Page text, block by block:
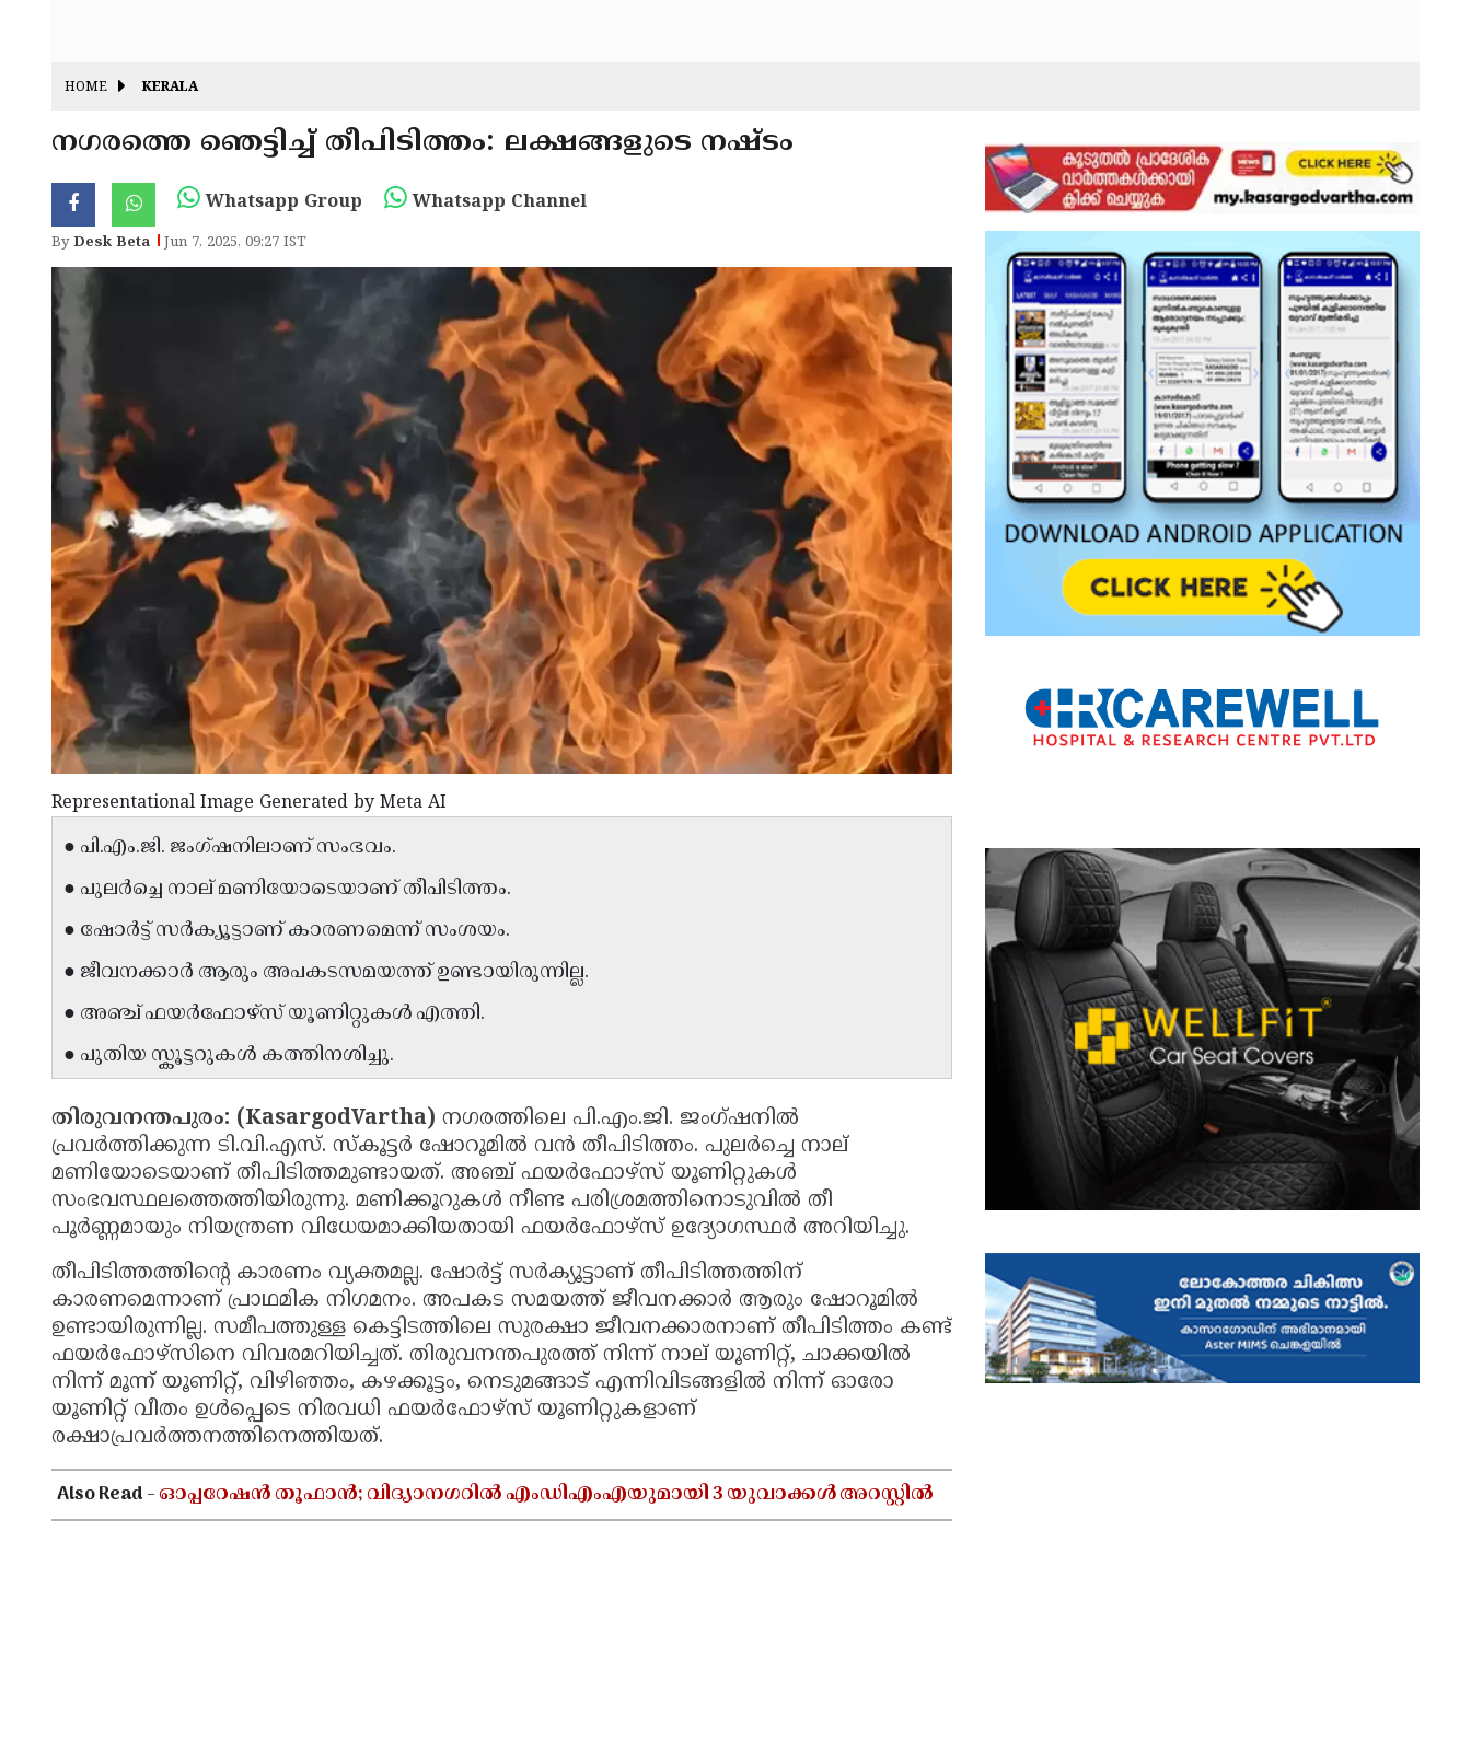
HOME KERALA
നഗരത്തെ ഞെട്ടിച്ച് തീപിടിത്തം: ലക്ഷങ്ങളുടെ നഷ്ടം
Whatsapp Group Whatsapp Channel
ByDesk Beta Jun 7, 2025, 09:27 IST
Representational Image Generated by Meta AI
● പി.എം.ജി. ജംഗ്ഷനിലാണ് സംഭവം.
● പുലർച്ചെ നാല് മണിയോടെയാണ് തീപിടിത്തം.
● ഷോർട്ട് സർക്യൂട്ടാണ് കാരണമെന്ന് സംശയം.
● ജീവനക്കാർ ആരും അപകടസമയത്ത് ഉണ്ടായിരുന്നില്ല.
● അഞ്ച് ഫയർഫോഴ്സ് യൂണിറ്റുകൾ എത്തി.
● പുതിയ സ്കൂട്ടറുകൾ കത്തിനശിച്ചു.
തിരുവനന്തപുരം: (KasargodVartha) നഗരത്തിലെ പി.എം.ജി. ജംഗ്ഷനിൽ
പ്രവർത്തിക്കുന്ന ടി.വി.എസ്. സ്കൂട്ടർ ഷോറൂമിൽ വൻ തീപിടിത്തം. പുലർച്ചെ നാല്
മണിയോടെയാണ് തീപിടിത്തമുണ്ടായത്. അഞ്ച് ഫയർഫോഴ്സ് യൂണിറ്റുകൾ
സംഭവസ്ഥലത്തെത്തിയിരുന്നു. മണിക്കൂറുകൾ നീണ്ട പരിശ്രമത്തിനൊടുവിൽ തീ
പൂർണ്ണമായും നിയന്ത്രണ വിധേയമാക്കിയതായി ഫയർഫോഴ്സ് ഉദ്യോഗസ്ഥർ അറിയിച്ചു.
തീപിടിത്തത്തിൻ്റെ കാരണം വ്യക്തമല്ല. ഷോർട്ട് സർക്യൂട്ടാണ് തീപിടിത്തത്തിന്
കാരണമെന്നാണ് പ്രാഥമിക നിഗമനം. അപകട സമയത്ത് ജീവനക്കാർ ആരും ഷോറൂമിൽ
ഉണ്ടായിരുന്നില്ല. സമീപത്തുള്ള കെട്ടിടത്തിലെ സുരക്ഷാ ജീവനക്കാരനാണ് തീപിടിത്തം കണ്ട്
ഫയർഫോഴ്സിനെ വിവരമറിയിച്ചത്. തിരുവനന്തപുരത്ത് നിന്ന് നാല് യൂണിറ്റ്, ചാക്കയിൽ
നിന്ന് മൂന്ന് യൂണിറ്റ്, വിഴിഞ്ഞം, കഴക്കൂട്ടം, നെടുമങ്ങാട് എന്നിവിടങ്ങളിൽ നിന്ന് ഓരോ
യൂണിറ്റ് വീതം ഉൾപ്പെടെ നിരവധി ഫയർഫോഴ്സ് യൂണിറ്റുകളാണ്
രക്ഷാപ്രവർത്തനത്തിനെത്തിയത്.
Also Read -ഓപ്പറേഷൻ തൂഫാൻ; വിദ്യാനഗറിൽ എംഡിഎംഎയുമായി 3 യുവാക്കൾ അറസ്റ്റിൽ